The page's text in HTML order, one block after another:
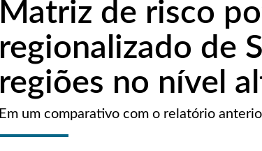
Matriz de risco
regionalizado de
regiões no nível
Em um comparativo com o relatório